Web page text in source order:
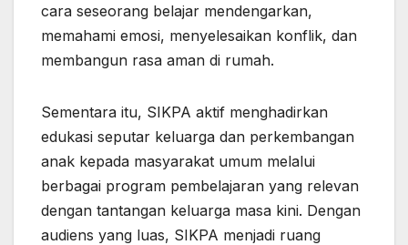
cara seseorang belajar mendengarkan,
memahami emosi, menyelesaikan konflik, dan
membangun rasa aman di rumah.
Sementara itu, SIKPA aktif menghadirkan
edukasi seputar keluarga dan perkembangan
anak kepada masyarakat umum melalui
berbagai program pembelajaran yang relevan
dengan tantangan keluarga masa kini. Dengan
audiens yang luas, SIKPA menjadi ruang